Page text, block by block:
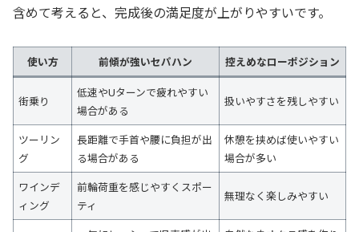
含めて考えると、完成後の満足度が上がりやすいです。
使い方 前傾が強いセパハン 控えめなローポジション
街乗り
低速やUターンで疲れやすい
場合がある
扱いやすさを残しやすい
ツーリン
グ
長距離で手首や腰に負担が出
る場合がある
休憩を挟めば使いやすい
場合が多い
ワインデ
ィング
前輪荷重を感じやすくスポー
ティ
無理なく楽しみやすい